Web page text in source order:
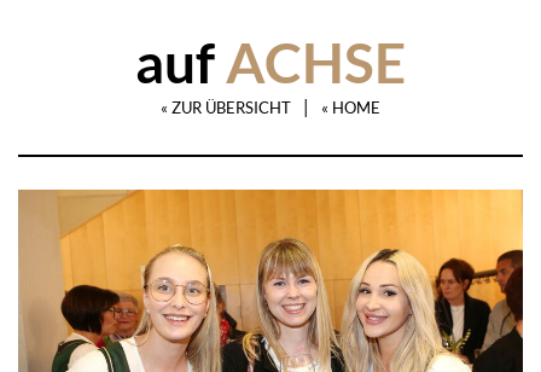
aufACHSE
« ZUR ÜBERSICHT | « HOME